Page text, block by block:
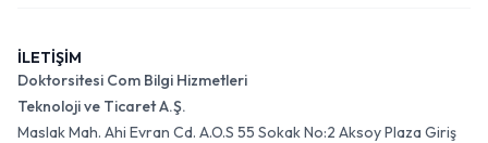
İLETİŞİM
Doktorsitesi Com Bilgi Hizmetleri
Teknoloji ve Ticaret A.Ş.
Maslak Mah. Ahi Evran Cd. A.O.S 55 Sokak No:2 Aksoy Plaza Giriş